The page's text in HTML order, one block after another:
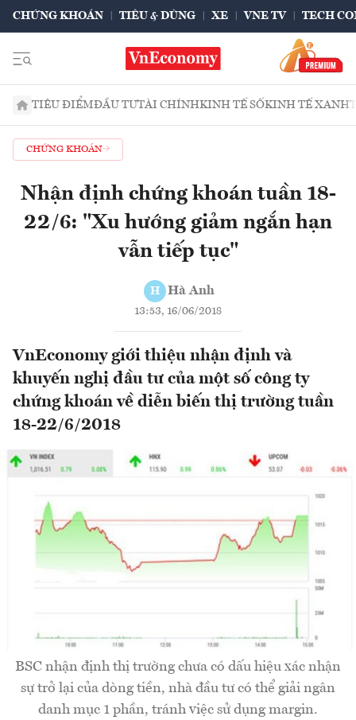
CHỨNG KHOÁN TIÊU & DÙNG XE VNE TV TECH
TIÊU ĐIỂMĐẦU TƯTÀI CHÍNHKINH TẾ SỐKINH TẾ XANH
CHỨNG KHOÁN
Nhận định chứng khoán tuần 18-
22/6: "Xu hướng giảm ngắn hạn
vẫn tiếp tục"
H Hà Anh
13:53, 16/06/2018
VnEconomy giới thiệu nhận định và
khuyến nghị đầu tư của một số công ty
chứng khoán về diễn biến thị trường tuần
18-22/6/2018
BSC nhận định thị trường chưa có dấu hiệu xác nhận
sự trở lại của dòng tiền, nhà đầu tư có thể giải ngân
danh mục 1 phần, tránh việc sử dụng margin.